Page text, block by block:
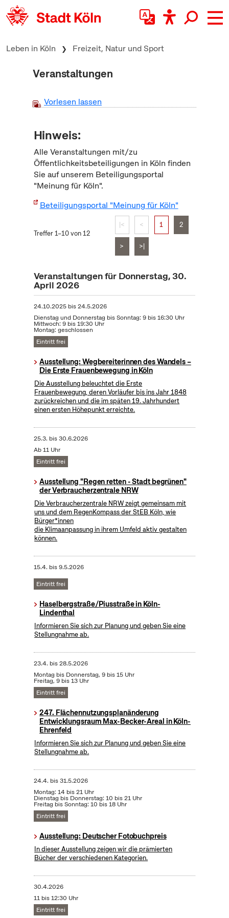
zum Inhalt springen
Leben in Köln Freizeit, Natur und Sport
Veranstaltungen
Vorlesen lassen
Hinweis:
Alle Veranstaltungen mit/zu
Öffentlichkeitsbeteiligungen in Köln finden
Sie auf unserem Beteiligungsportal
"Meinung für Köln".
Beteiligungsportal "Meinung für Köln"
Treffer 1–10 von 12
|< < 1 2
> >|
Veranstaltungen für Donnerstag, 30.
April 2026
24.10.2025bis24.5.2026
Dienstag und Donnerstag bis Sonntag: 9 bis 16:30 Uhr
Mittwoch: 9 bis 19:30 Uhr
Montag: geschlossen
Eintritt frei
Ausstellung: Wegbereiterinnen des Wandels –
Die Erste Frauenbewegung in Köln
Die Ausstellung beleuchtet die Erste
Frauenbewegung, deren Vorläufer bis ins Jahr 1848
zurückreichen und die im späten 19. Jahrhundert
einen ersten Höhepunkt erreichte.
25.3. bis30.6.2026
Ab 11 Uhr
Eintritt frei
Ausstellung "Regen retten - Stadt begrünen"
der Verbraucherzentrale NRW
Die Verbraucherzentrale NRW zeigt gemeinsam mit
uns und dem RegenKompass der StEB Köln, wie
Bürger*innen
die Klimaanpassung in ihrem Umfeld aktiv gestalten
können.
15.4. bis9.5.2026
Eintritt frei
Haselbergstraße/Piusstraße in Köln-
Lindenthal
Informieren Sie sich zur Planung und geben Sie eine
Stellungnahme ab.
23.4. bis28.5.2026
Montag bis Donnerstag, 9 bis 15 Uhr
Freitag, 9 bis 13 Uhr
Eintritt frei
247. Flächennutzungsplanänderung
Entwicklungsraum Max-Becker-Areal in Köln-
Ehrenfeld
Informieren Sie sich zur Planung und geben Sie eine
Stellungnahme ab.
24.4. bis31.5.2026
Montag: 14 bis 21 Uhr
Dienstag bis Donnerstag: 10 bis 21 Uhr
Freitag bis Sonntag: 10 bis 18 Uhr
Eintritt frei
Ausstellung: Deutscher Fotobuchpreis
In dieser Ausstellung zeigen wir die prämierten
Bücher der verschiedenen Kategorien.
30.4.2026
11 bis 12:30 Uhr
Eintritt frei